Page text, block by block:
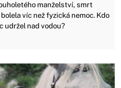
manželství, smrt
víc než fyzická nemoc. Kdo
udržel nad vodou?